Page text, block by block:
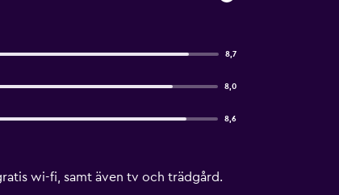
8,7
8,0
8,6
wi-fi, samt även tv och trädgård.